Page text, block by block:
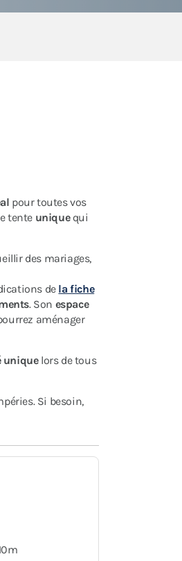
pour toutes vos
tente uniquequi
des mariages,
de la fiche
. Son espace
aménager
uniquelors de tous
Si besoin,